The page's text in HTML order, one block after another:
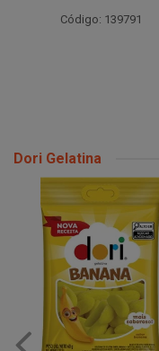
Código: 139791
Dori Gelatina